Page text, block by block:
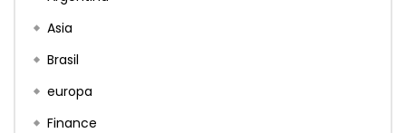
Asia
Brasil
europa
Finance